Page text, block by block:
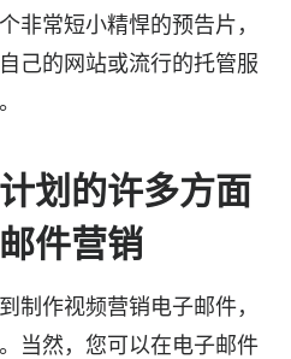
非常短小精悍的预告片，
己的网站或流行的托管服
划的许多方面
件营销
制作视频营销电子邮件，
当然，您可以在电子邮件